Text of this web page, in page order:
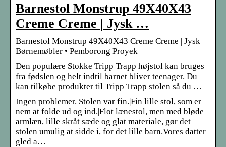
Barnestol Monstrup 49X40X43
Creme Creme | Jysk …
Barnestol Monstrup 49X40X43 Creme Creme | Jysk
Børnemøbler • Pemborong Proyek
Den populære Stokke Tripp Trapp højstol kan bruges
fra fødslen og helt indtil barnet bliver teenager. Du
kan tilkøbe produkter til Tripp Trapp stolen så du …
Ingen problemer. Stolen var fin.|Fin lille stol, som er
nem at folde ud og ind.|Flot lænestol, men med bløde
armlæn, lille skråt sæde og glat materiale, gør det
stolen umulig at sidde i, for det lille barn.Vores datter
gled a…